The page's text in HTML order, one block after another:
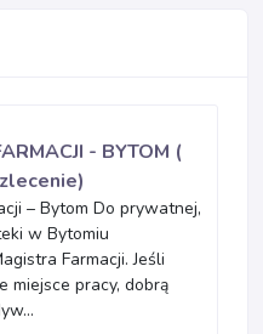
- BYTOM (
– Bytom Do prywatnej,
w Bytomiu
Farmacji. Jeśli
miejsce pracy, dobrą